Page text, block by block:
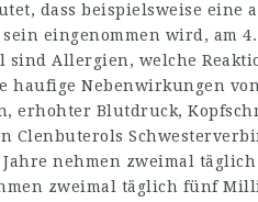
dass beispielsweise eine
eingenommen wird, am
Allergien, welche
haufige Nebenwirkungen
erhohter Blutdruck,
Clenbuterols
nehmen zweimal
zweimal täglich fünf